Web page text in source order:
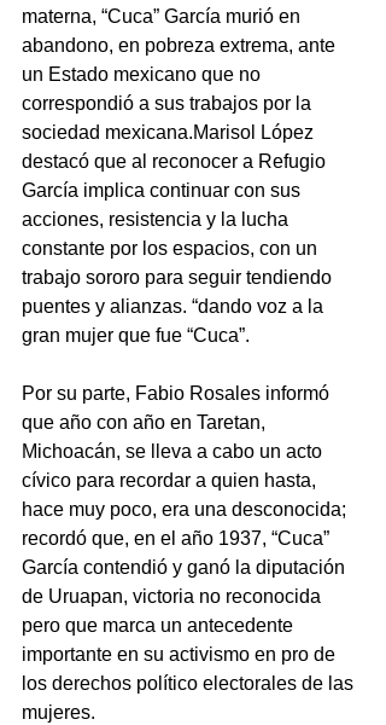
materna, “Cuca” García murió en
abandono, en pobreza extrema, ante
un Estado mexicano que no
correspondió a sus trabajos por la
sociedad mexicana.Marisol López
destacó que al reconocer a Refugio
García implica continuar con sus
acciones, resistencia y la lucha
constante por los espacios, con un
trabajo sororo para seguir tendiendo
puentes y alianzas. “dando voz a la
gran mujer que fue “Cuca”.
Por su parte, Fabio Rosales informó
que año con año en Taretan,
Michoacán, se lleva a cabo un acto
cívico para recordar a quien hasta,
hace muy poco, era una desconocida;
recordó que, en el año 1937, “Cuca”
García contendió y ganó la diputación
de Uruapan, victoria no reconocida
pero que marca un antecedente
importante en su activismo en pro de
los derechos político electorales de las
mujeres.